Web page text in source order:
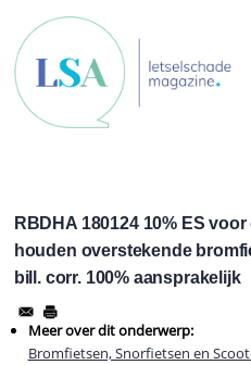
naar
de
inhoud
gaan
RBDHA 180124 10% ES
houden overstekende
bill. corr. 100% aansprakelijk
Meer over dit onderwerp:
Bromfietsen, Snorfietsen en